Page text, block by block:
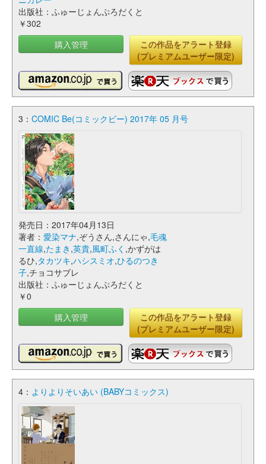
出版社：ふゅーじょんぷろだくと
￥302
購入管理
この作品をアラート登録
(プレミアムユーザー限定)
3： COMIC Be(コミックビー) 2017年 05 月号
発売日：2017年04月13日
著者： 愛染マナ,ぞうさん,さんにゃ,毛魂
一直線,たまき ,英貴,風町ふく ,かずがは
るひ,タカツキ,ハシスミオ,ひるのつき
子,チョコサブレ
出版社：ふゅーじょんぷろだくと
￥0
購入管理
この作品をアラート登録
(プレミアムユーザー限定)
4： よりよりそいあい (BABYコミックス)